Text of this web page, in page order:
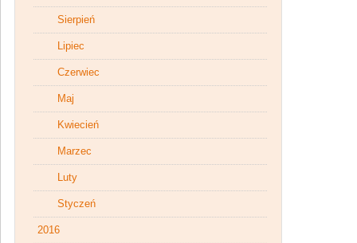
Sierpień
Lipiec
Czerwiec
Maj
Kwiecień
Marzec
Luty
Styczeń
2016